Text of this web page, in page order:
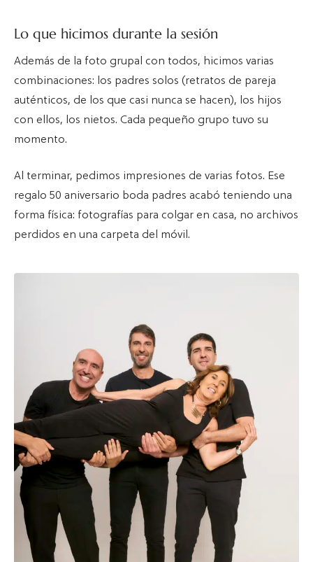
Lo que hicimos durante la sesión
Además de la foto grupal con todos, hicimos varias
combinaciones: los padres solos (retratos de pareja
auténticos, de los que casi nunca se hacen), los hijos
con ellos, los nietos. Cada pequeño grupo tuvo su
momento.
Al terminar, pedimos impresiones de varias fotos. Ese
regalo 50 aniversario boda padres acabó teniendo una
forma física: fotografías para colgar en casa, no archivos
perdidos en una carpeta del móvil.